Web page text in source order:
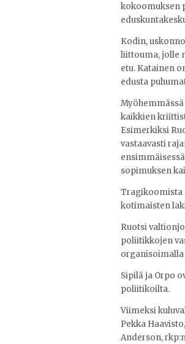
kokoomuksen
Kodin,
liittouma, jolle
etu. Katainen
edusta
kaikkien
Esimerkiksi
vastaavasti
sopimuksen
Tragikoomista
kotimaisten
Ruotsi
poliitikkojen
organisoimalla
Sipilä ja Orpo
poliitikoilta.
Viimeksi
Pekka
Anderson,